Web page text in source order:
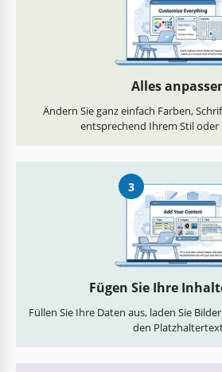
Alles
Ändern Sie ganz einfach Farben,
entsprechend Ihrem Stil
3
Fügen Sie Ihre
Füllen Sie Ihre Daten aus, laden Sie
den